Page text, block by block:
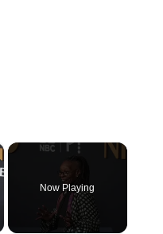
Now Playing